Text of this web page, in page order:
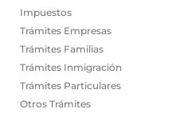
Impuestos
Trámites Empresas
Trámites Familias
Trámites Inmigración
Trámites Particulares
Otros Trámites